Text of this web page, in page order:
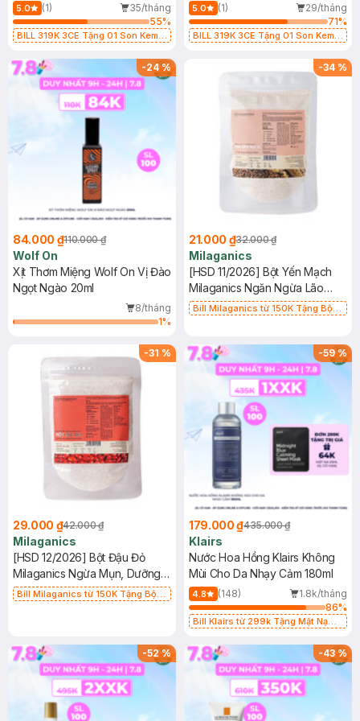
5.0 (1)
35/tháng
55%
BILL 319K 3CE Tặng 01 Son Kem
1.5g (SL có hạn)
5.0 (1)
29/tháng
71%
BILL 319K 3CE Tặng 01 Son Kem
-24%
84.000 ₫110.000 ₫
Wolf On
Xịt Thơm Miệng Wolf On Vị Đào
Ngọt Ngào 20ml
8/tháng
1%
-34 %
21.000 ₫32.000 ₫
Milaganics
[HSD 11/2026] Bột Yến Mạch
Milaganics Ngăn Ngừa Lão
Hóa & Mụn 100g (Túi)
Bill Milaganics từ 150K Tặng Bột
-31 %
29.000 ₫42.000 ₫
Milaganics
[HSD 12/2026] Bột Đậu Đỏ
Milaganics Ngừa Mụn, Dưỡng
Sáng Da 100g (Túi)
Bill Milaganics từ 150K Tặng Bột
-59%
179.000 ₫435.000 ₫
Klairs
Nước Hoa Hồng Klairs Không
Mùi Cho Da Nhạy Cảm 180ml
4.8 (148)
1.8k/tháng
86%
Bill Klairs từ 299k Tặng Mặt Nạ
25ml (SL Có Hạn)
-52% -43%